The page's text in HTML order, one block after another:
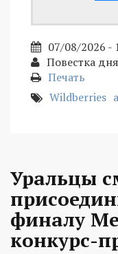
07/08/2026 -
Повестка дня
Печать
Wildberries
Уральцы
финалу
конкурс-